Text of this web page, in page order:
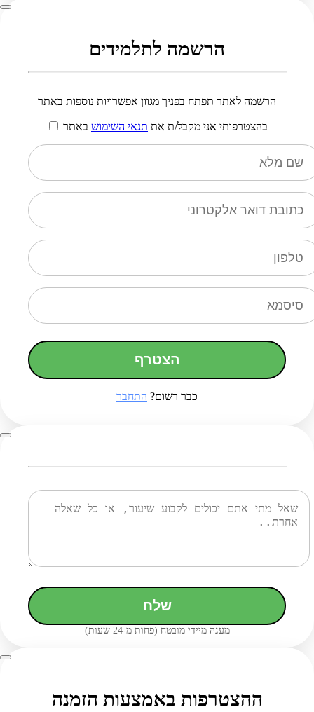
הרשמה לתלמידים
הרשמה לאתר תפתח בפניך מגוון אפשרויות נוספות באתר
בהצטרפותי אני מקבל/ת את תנאי השימוש באתר
הצטרף
כבר רשום? התחבר
שלח
מענה מיידי מובטח (פחות מ-24 שעות)
ההצטרפות באמצעות הזמנה